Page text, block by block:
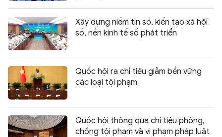
Xây dựng niềm tin số, kiến tạo xã hội
số, nền kinh tế số phát triển
Quốc hội ra chỉ tiêu giảm bền vững
các loại tội phạm
Quốc hội thông qua chỉ tiêu phòng,
chống tội phạm và vi phạm pháp luật